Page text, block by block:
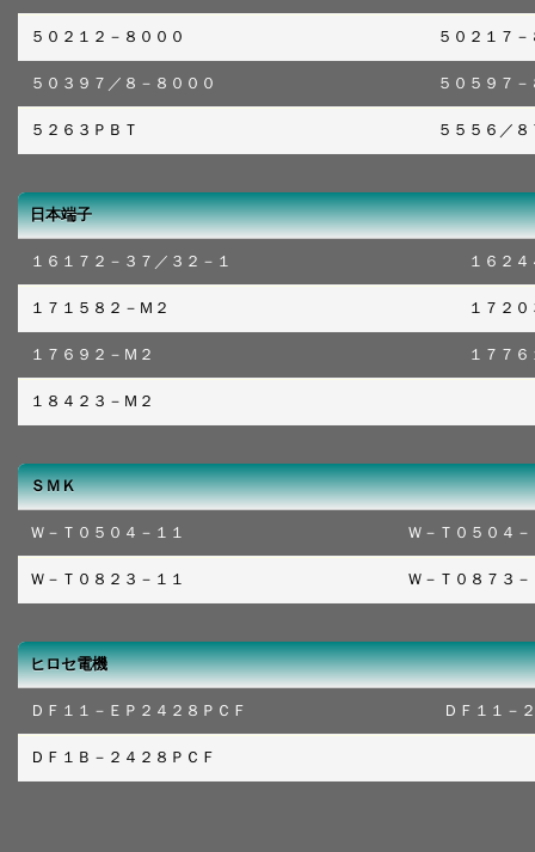
５０２１２－８０００ ５０２１７
５０３９７／８－８０００ ５０５９７
５２６３ＰＢＴ ５５５６／８
日本端子
１６１７２－３７／３２－１ １６２
１７１５８２－Ｍ２ １７２
１７６９２－Ｍ２ １７７
１８４２３－Ｍ２
ＳＭＫ
Ｗ－Ｔ０５０４－１１ Ｗ－Ｔ０５０４－
Ｗ－Ｔ０８２３－１１ Ｗ－Ｔ０８７３－
ヒロセ電機
ＤＦ１１－ＥＰ２４２８ＰＣＦ ＤＦ１１－
ＤＦ１Ｂ－２４２８ＰＣＦ